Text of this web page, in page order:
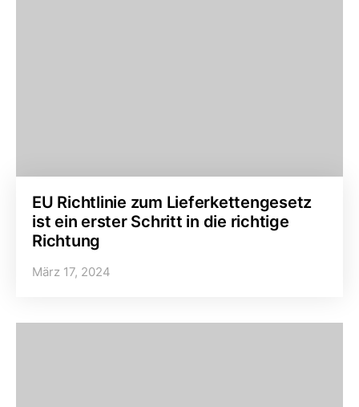
EU Richtlinie zum Lieferkettengesetz
ist ein erster Schritt in die richtige
Richtung
März 17, 2024